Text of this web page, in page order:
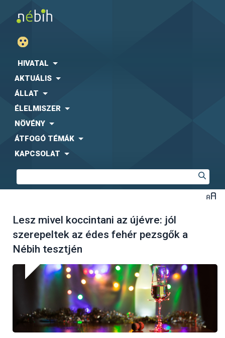
HIVATAL
AKTUÁLIS
ÁLLAT
ÉLELMISZER
NÖVÉNY
ÁTFOGÓ TÉMÁK
KAPCSOLAT
Lesz mivel koccintani az újévre: jól
szerepeltek az édes fehér pezsgők a
Nébih tesztjén